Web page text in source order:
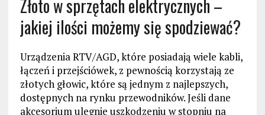
Złoto w sprzętach elektrycznych –
jakiej ilości możemy się spodziewać?
Urządzenia RTV/AGD, które posiadają wiele kabli,
łączeń i przejściówek, z pewnością korzystają ze
złotych głowic, które są jednym z najlepszych,
dostępnych na rynku przewodników. Jeśli dane
akcesorium ulegnie uszkodzeniu w stopniu na